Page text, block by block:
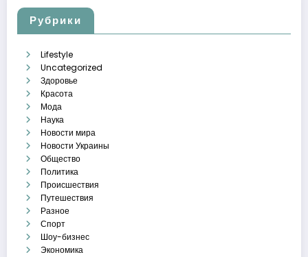
Рубрики
Lifestyle
Uncategorized
Здоровье
Красота
Мода
Наука
Новости мира
Новости Украины
Общество
Политика
Происшествия
Путешествия
Разное
Спорт
Шоу-бизнес
Экономика